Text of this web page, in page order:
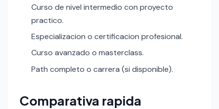
Curso de nivel intermedio con proyecto
practico.
Especializacion o certificacion profesional.
Curso avanzado o masterclass.
Path completo o carrera (si disponible).
Comparativa rapida